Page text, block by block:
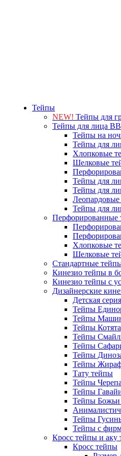
Тейпы
NEW! Тейпы для
Тейпы для лица
Тейпы на
Тейпы для
Хлопковые
Шелковые
Тейпы для
Тейпы для
Тейпы для
Хлопковые
Шелковые
Стандартные
Кинезио тейпы в
Кинезио тейпы с
Дизайнерские
Детская
Тейпы
Тейпы
Тейпы Котята
Тейпы
Тейпы
Тейпы
Тейпы
Тату тейпы
Тейпы Черепа
Тейпы
Тейпы Божьи
Тейпы
Тейпы с
Кросс тейпы и
Кросс тейпы